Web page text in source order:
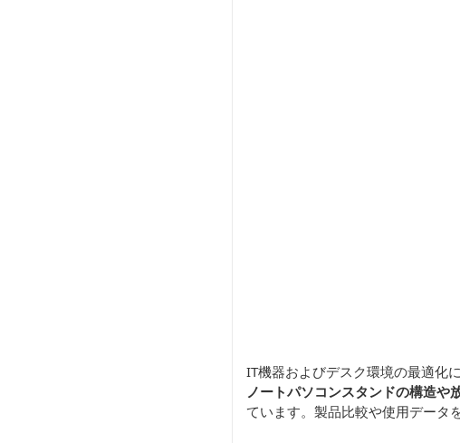
IT機器およびデスク環境の最適化
ノートパソコンスタンドの構造や
ています。製品比較や使用データ